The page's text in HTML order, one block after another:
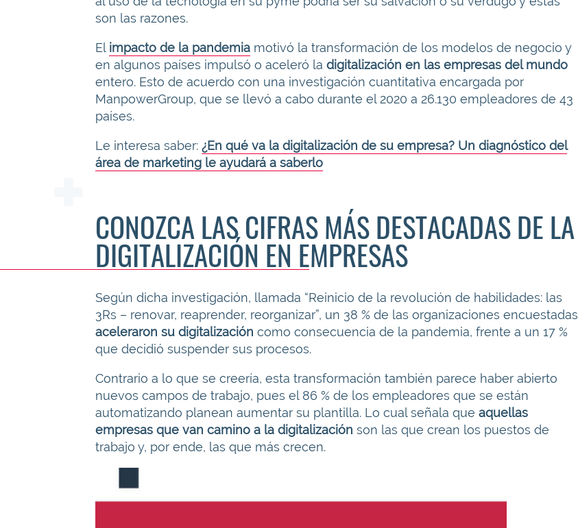
son las razones.
El impacto de la pandemiamotivó la transformación de los modelos de negocio y
en algunos países impulsó o aceleró la digitalización en las empresas del mundo
entero. Esto de acuerdo con una investigación cuantitativa encargada por
ManpowerGroup, que se llevó a cabo durante el 2020 a 26.130 empleadores de 43
países.
Le interesa saber: ¿En qué va la digitalización de su empresa? Un diagnóstico del
área de marketing le ayudará a saberlo
CONOZCA LAS CIFRAS MÁS DESTACADAS DE LA
DIGITALIZACIÓN EN EMPRESAS
Según dicha investigación, llamada “Reinicio de la revolución de habilidades: las
3Rs – renovar, reaprender, reorganizar”, un 38 % de las organizaciones encuestadas
aceleraron su digitalización como consecuencia de la pandemia, frente a un 17 %
que decidió suspender sus procesos.
Contrario a lo que se creería, esta transformación también parece haber abierto
nuevos campos de trabajo, pues el 86 % de los empleadores que se están
automatizando planean aumentar su plantilla. Lo cual señala que aquellas
empresas que van camino a la digitalización son las que crean los puestos de
trabajo y, por ende, las que más crecen.